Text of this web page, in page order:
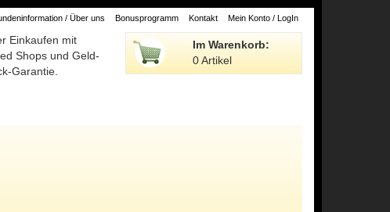
/ Über uns Bonusprogramm Kontakt Mein Konto / LogIn
Einkaufen mit
Shops und Geld-
Garantie.
Im Warenkorb:
0 Artikel